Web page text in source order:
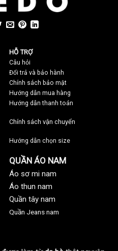
HỖ TRỢ
Câu hỏi
Đổi trả và bảo hành
Chính sách bảo mật
Hướng dẫn mua hàng
Hướng dẫn thanh toán
Chính sách vận chuyển
Hướng dẫn chọn size
QUẦN ÁO NAM
Áo sơ mi nam
Áo thun nam
Quần tây nam
Quần Jeans nam